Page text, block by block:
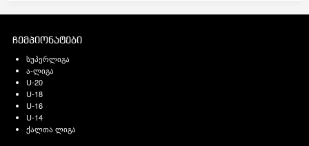
ჩემპიონატები
სუპერლიგა
ა-ლიგა
U-20
U-18
U-16
U-14
ქალთა ლიგა